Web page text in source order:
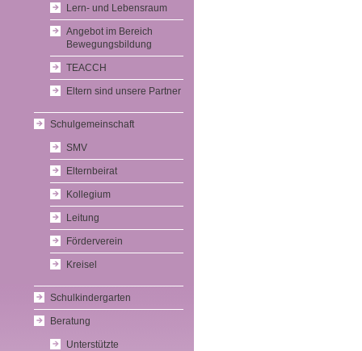
Lern- und Lebensraum
Angebot im Bereich
Bewegungsbildung
TEACCH
Eltern sind unsere Partner
Schulgemeinschaft
SMV
Elternbeirat
Kollegium
Leitung
Förderverein
Kreisel
Schulkindergarten
Beratung
Unterstützte